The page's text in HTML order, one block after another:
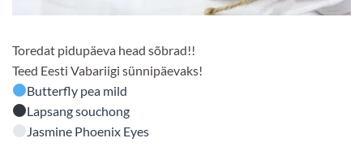
Toredat pidupäeva head sõbrad!!
Teed Eesti Vabariigi sünnipäevaks!
Butterfly pea mild
Lapsang souchong
Jasmine Phoenix Eyes